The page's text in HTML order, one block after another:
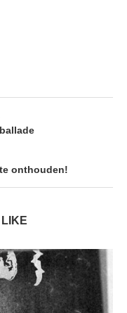
te onthouden!